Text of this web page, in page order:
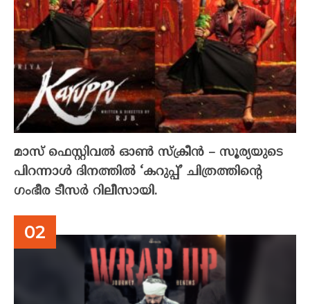
മാസ് ഫെസ്റ്റിവൽ ഓൺ സ്‌ക്രീൻ – സൂര്യയുടെ
പിറന്നാൾ ദിനത്തിൽ ‘കറുപ്പ്’ ചിത്രത്തിന്റെ
ഗംഭീര ടീസർ റിലീസായി.